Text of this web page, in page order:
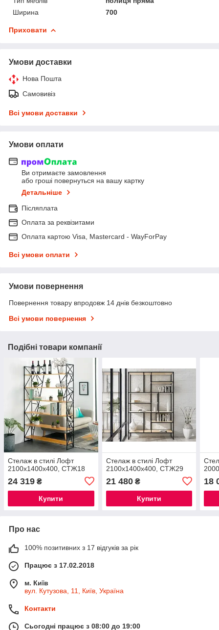
Ширина
700
Приховати
Умови доставки
Нова Пошта
Самовивіз
Всі умови доставки
Умови оплати
Ви отримаєте замовлення
або гроші повернуться на вашу картку
Детальніше
Післяплата
Оплата за реквізитами
Оплата картою Visa, Mastercard - WayForPay
Всі умови оплати
Умови повернення
Повернення товару впродовж 14 днів безкоштовно
Всі умови повернення
Подібні товари компанії
Стелаж в стилі Лофт
2100х1400х400, СТЖ18
24 319 ₴
Купити
Стелаж в стилі Лофт
2100х1400х400, СТЖ29
21 480₴
Купити
18
Про нас
100% позитивних з 17 відгуків за рік
Працює з 17.02.2018
м. Київ
вул. Кутузова, 11, Київ, Україна
Контакти
Сьогодні працює з 08:00 до 19:00